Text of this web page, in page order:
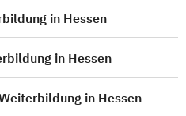
in Hessen
in Hessen
in Hessen